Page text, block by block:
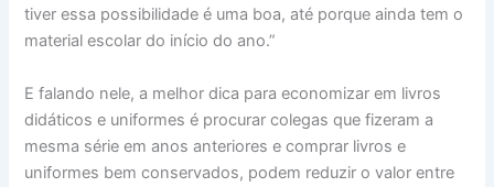
tiver essa possibilidade é uma boa, até porque ainda tem o
material escolar do início do ano.”
E falando nele, a melhor dica para economizar em livros
didáticos e uniformes é procurar colegas que fizeram a
mesma série em anos anteriores e comprar livros e
uniformes bem conservados, podem reduzir o valor entre